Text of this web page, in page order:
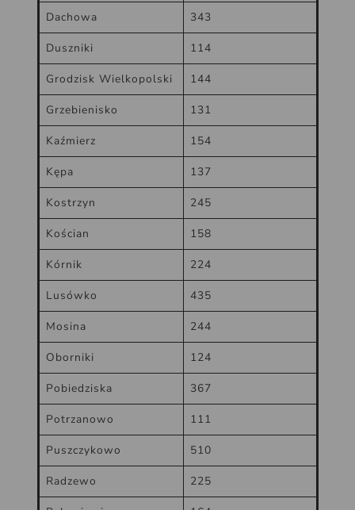
Dachowa 343
Duszniki 114
Grodzisk Wielkopolski 144
Grzebienisko 131
Kaźmierz 154
Kępa 137
Kostrzyn 245
Kościan 158
Kórnik 224
Lusówko 435
Mosina 244
Oborniki 124
Pobiedziska 367
Potrzanowo 111
Puszczykowo 510
Radzewo 225